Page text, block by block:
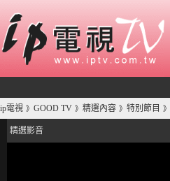
ip電視 》 GOOD TV 》 精選內容 》 特別節目 》
精選影音